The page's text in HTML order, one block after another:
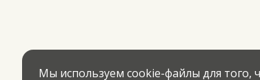
Мы используем cookie-файлы для того,